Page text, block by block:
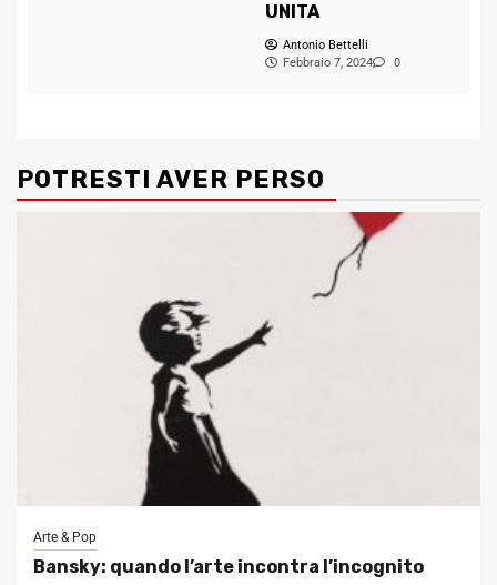
UNITA
Antonio Bettelli
Febbraio 7, 2024
0
POTRESTI AVER PERSO
Arte & Pop
Bansky: quando l’arte incontra l’incognito